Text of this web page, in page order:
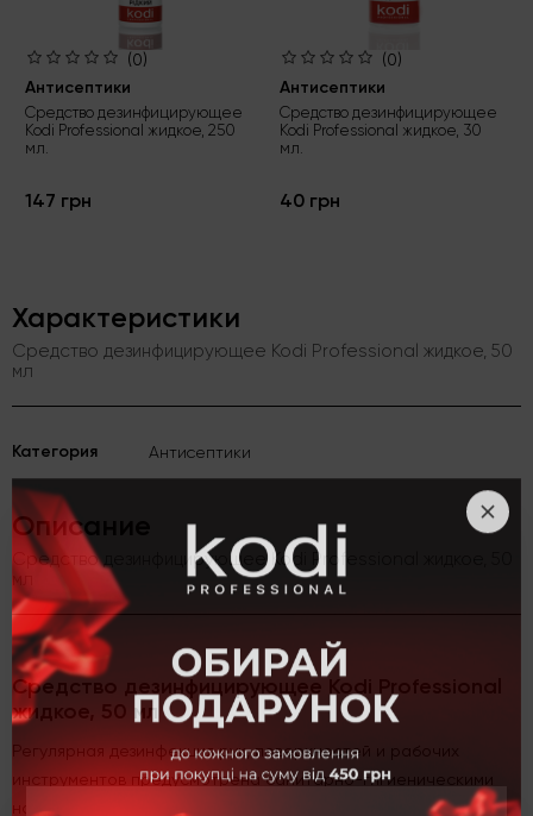
(0)
Антисептики
Средство дезинфицирующее
Kodi Professional жидкое, 250
мл.
147 грн
(0)
Антисептики
Средство дезинфицирующее
Kodi Professional жидкое, 30
мл.
40 грн
Характеристики
Средство дезинфицирующее Kodi Professional жидкое, 50
мл
Категория Антисептики
Описание
Средство дезинфицирующее Kodi Professional жидкое, 50
мл
Средство дезинфицирующее Kodi Professional
жидкое, 50 мл
Регулярная дезинфекция рук, поверхностей и рабочих
инструментов предусмотрена санитарно-гигиеническими
нормами законодательства. Важно придерживаться базовых